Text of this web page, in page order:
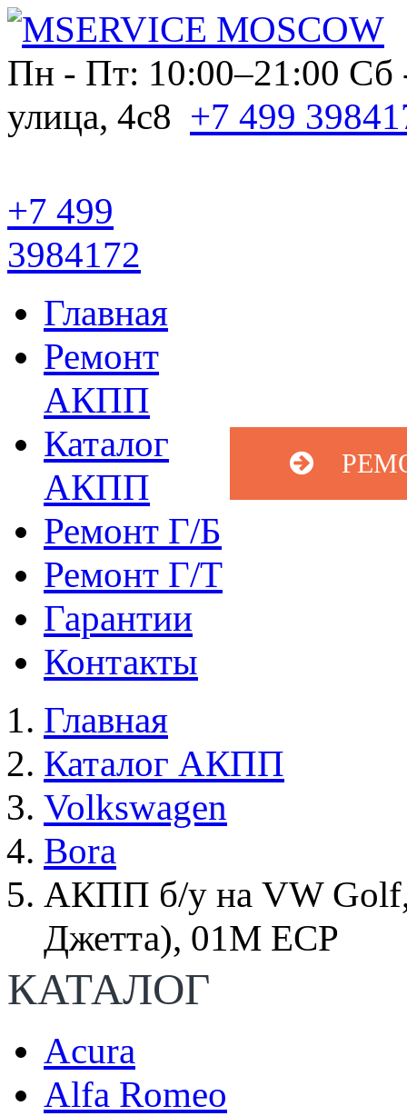
Пн - Пт: 10:00–21:00 Сб
улица, 4с8 +7 499
+7 499
3984172
Главная
Ремонт
АКПП
Каталог
АКПП
Ремонт Г/Б
Ремонт Г/Т
Гарантии
Контакты
Главная
Каталог АКПП
Volkswagen
Bora
АКПП б/у на VW Golf,
Джетта), 01M ECP
КАТАЛОГ
Acura
Alfa Romeo